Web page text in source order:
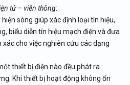
tử – viễn thông:
sóng giúp xác định loại tín hiệu,
biểu diễn tín hiệu mạch điện và đưa
cho việc nghiên cứu các dạng
thiết bị điện nào đều phát ra
Khi thiết bị hoạt động không ổn